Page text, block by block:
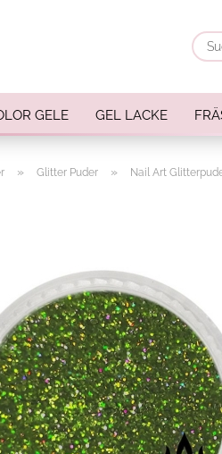
GELE GEL LACKE
Folien
Colors
Sets
Formen
» Glitter Puder » Nail Art